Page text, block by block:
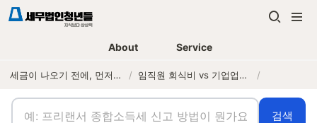
About Service
세금이 나오기 전에, 먼저 연락하는 세무법인 / 임직원 회식비 vs 기업업무추진비 — 부가세 매입세액 공제 기준 /
검색